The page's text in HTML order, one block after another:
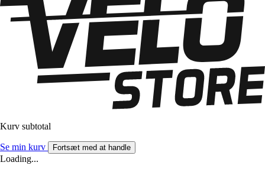
Kurv subtotal
Se min kurv Fortsæt med at handle
Loading...